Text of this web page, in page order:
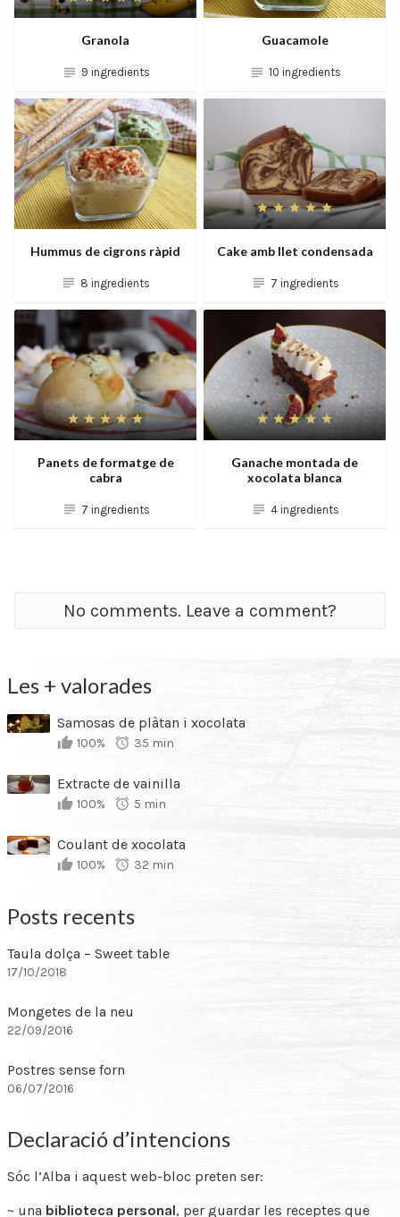
Granola
9 ingredients
Guacamole
10 ingredients
Hummus de cigrons ràpid
8 ingredients
Cake amb llet condensada
7 ingredients
Panets de formatge de
cabra
7 ingredients
Ganache montada de
xocolata blanca
4 ingredients
No comments. Leave a comment?
Les + valorades
Samosas de plàtan i xocolata
100% 35 min
Extracte de vainilla
100% 5 min
Coulant de xocolata
100% 32 min
Posts recents
Taula dolça – Sweet table
17/10/2018
Mongetes de la neu
22/09/2016
Postres sense forn
06/07/2016
Declaració d’intencions
Sóc l’Alba i aquest web-bloc preten ser:
~ una biblioteca personal, per guardar les receptes que